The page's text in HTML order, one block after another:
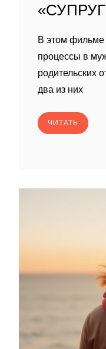
В этом
процессы в
родительских
два из них
ЧИТАТЬ